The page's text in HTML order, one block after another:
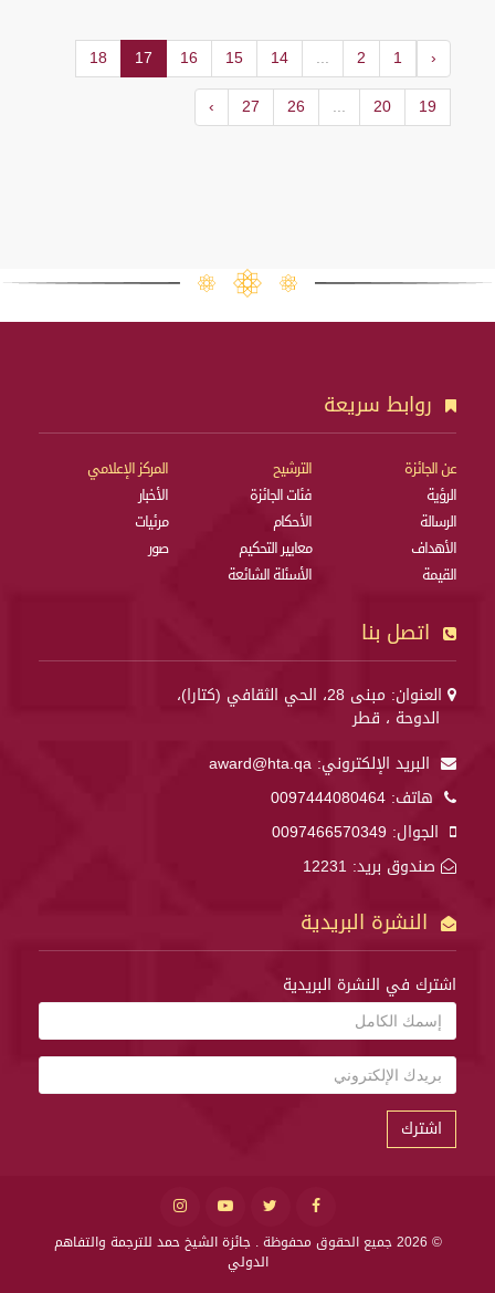
‹
1
2
...
14
15
16
17
18
19
20
...
26
27
›
روابط سريعة
عن الجائزة
الرؤية
الرسالة
الأهداف
القيمة
الترشيح
فئات الجائزة
الأحكام
معايير التحكيم
الأسئلة الشائعة
المركز الإعلامي
الأخبار
مرئيات
صور
اتصل بنا
العنوان: مبنى 28، الحي الثقافي (كتارا)،
الدوحة ، قطر
البريد الإلكتروني: award@hta.qa
هاتف: 0097444080464
الجوال: 0097466570349
صندوق بريد: 12231
النشرة البريدية
اشترك في النشرة البريدية
اشترك
© 2026 جميع الحقوق محفوظة .
جائزة الشيخ حمد للترجمة والتفاهم
الدولي